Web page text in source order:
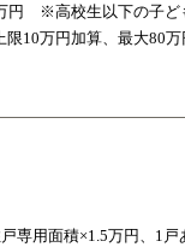
円 ※高校生以下の子ど
10万円加算、最大80万
専用面積×1.5万円、1